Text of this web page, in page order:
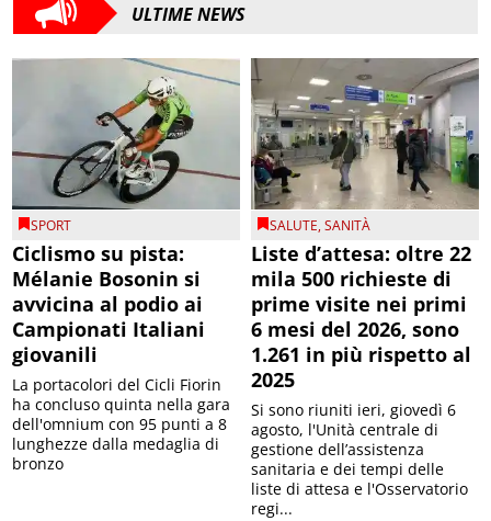
ULTIME NEWS
SPORT
Ciclismo su pista:
Mélanie Bosonin si
avvicina al podio ai
Campionati Italiani
giovanili
La portacolori del Cicli Fiorin
ha concluso quinta nella gara
dell'omnium con 95 punti a 8
lunghezze dalla medaglia di
bronzo
SALUTE,SANITÀ
Liste d’attesa: oltre 22
mila 500 richieste di
prime visite nei primi
6 mesi del 2026, sono
1.261 in più rispetto al
2025
Si sono riuniti ieri, giovedì 6
agosto, l'Unità centrale di
gestione dell’assistenza
sanitaria e dei tempi delle
liste di attesa e l'Osservatorio
regi...